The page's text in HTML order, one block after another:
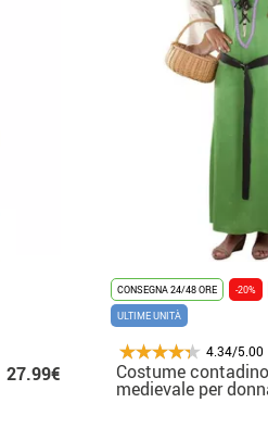
27.99€
CONSEGNA 24/48 ORE -20%
ULTIME UNITÀ
4.34/5.00
Costume contadino
medievale per